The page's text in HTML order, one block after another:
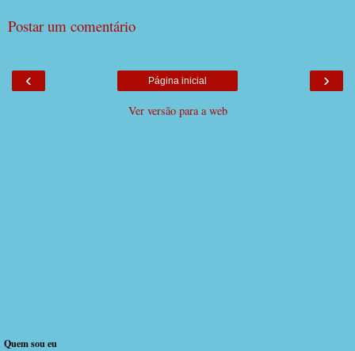
Postar um comentário
‹ ›
Página inicial
Ver versão para a web
Quem sou eu